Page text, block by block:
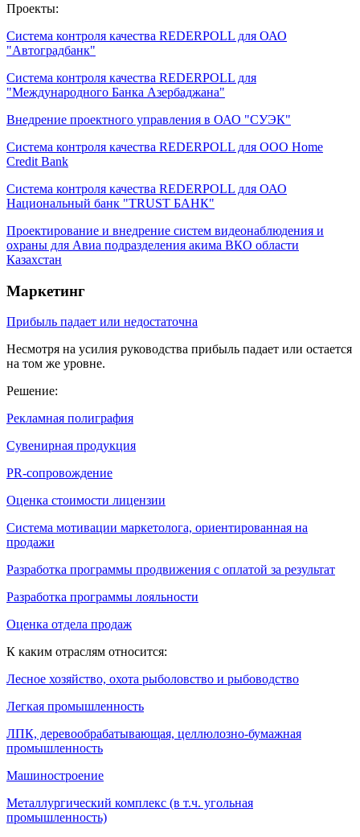
Проекты:
Система контроля качества REDERPOLL для ОАО
"Автоградбанк"
Система контроля качества REDERPOLL для
"Международного Банка Азербаджана"
Внедрение проектного управления в ОАО "СУЭК"
Система контроля качества REDERPOLL для ООО Home
Credit Bank
Система контроля качества REDERPOLL для ОАО
Национальный банк "TRUST БАНК"
Проектирование и внедрение систем видеонаблюдения и
охраны для Авиа подразделения акима ВКО области
Казахстан
Маркетинг
Прибыль падает или недостаточна
Несмотря на усилия руководства прибыль падает или остается
на том же уровне.
Решение:
Рекламная полиграфия
Сувенирная продукция
PR-сопровождение
Оценка стоимости лицензии
Система мотивации маркетолога, ориентированная на
продажи
Разработка программы продвижения с оплатой за результат
Разработка программы лояльности
Оценка отдела продаж
К каким отраслям относится:
Лесное хозяйство, охота рыболовство и рыбоводство
Легкая промышленность
ЛПК, деревообрабатывающая, целлюлозно-бумажная
промышленность
Машиностроение
Металлургический комплекс (в т.ч. угольная
промышленность)